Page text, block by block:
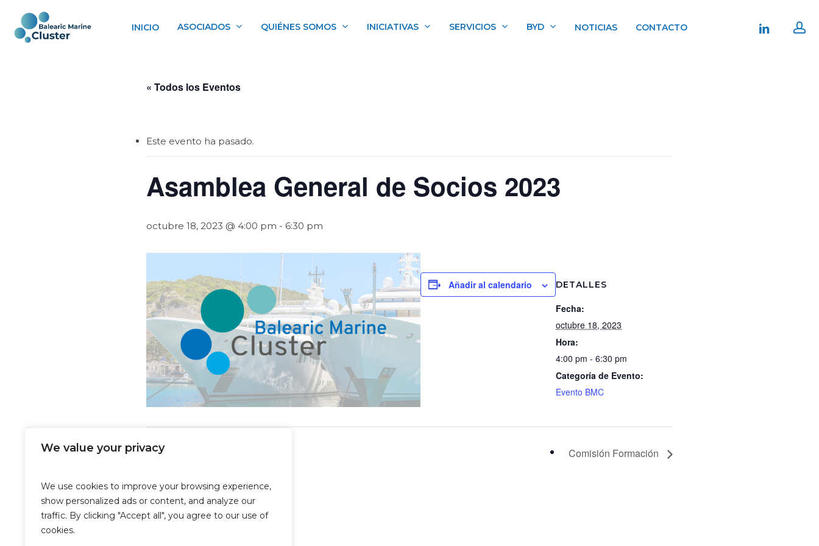
We value your privacy
We use cookies to improve your browsing experience,
show personalized ads or content, and analyze our
traffic. By clicking "Accept all", you agree to our use of
cookies.
main
INICIO ASOCIADOS QUIÉNES SOMOS INICIATIVAS SERVICIOS BYD NOTICIAS CONTACTO linkedin
« Todos los Eventos
Este evento ha pasado.
Asamblea General de Socios 2023
octubre 18, 2023 @ 4:00 pm - 6:30 pm
Añadir al calendario DETALLES
Fecha:
octubre 18, 2023
Hora:
4:00 pm - 6:30 pm
Categoría de Evento:
Evento BMC
Salón Náutico de Barcelona Comisión Formación